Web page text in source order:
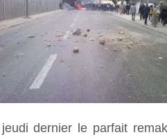
dernier le parfait